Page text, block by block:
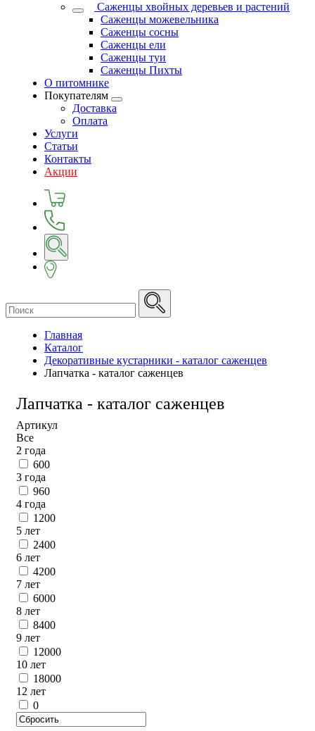
Саженцы хвойных деревьев и растений
Саженцы можевельника
Саженцы сосны
Саженцы ели
Саженцы туи
Саженцы Пихты
О питомнике
Покупателям
Доставка
Оплата
Услуги
Статьи
Контакты
Акции
Главная
Каталог
Декоративные кустарники - каталог саженцев
Лапчатка - каталог саженцев
Лапчатка - каталог саженцев
Артикул
Все
2 года
600
3 года
960
4 года
1200
5 лет
2400
6 лет
4200
7 лет
6000
8 лет
8400
9 лет
12000
10 лет
18000
12 лет
0